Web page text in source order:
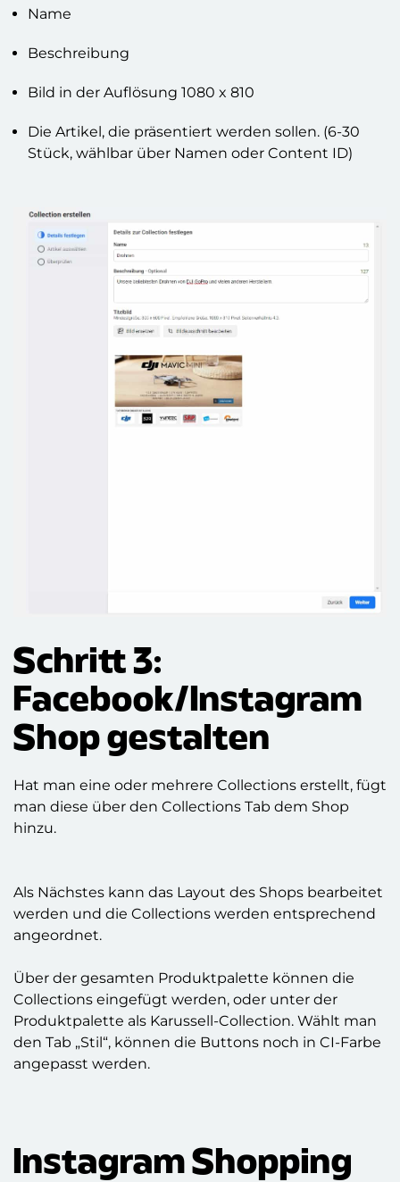
Name
Beschreibung
Bild in der Auflösung 1080 x 810
Die Artikel, die präsentiert werden sollen. (6-30
Stück, wählbar über Namen oder Content ID)
Schritt 3:
Facebook/Instagram
Shop gestalten
Hat man eine oder mehrere Collections erstellt, fügt
man diese über den Collections Tab dem Shop
hinzu.
Als Nächstes kann das Layout des Shops bearbeitet
werden und die Collections werden entsprechend
angeordnet.
Über der gesamten Produktpalette können die
Collections eingefügt werden, oder unter der
Produktpalette als Karussell-Collection. Wählt man
den Tab „Stil“, können die Buttons noch in CI-Farbe
angepasst werden.
Instagram Shopping